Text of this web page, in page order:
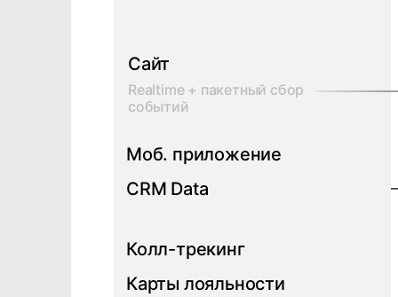
Сайт
Моб. приложение
Колл-трекинг
CRM Data
Карты лояльности
Realtime + пакетный сбор
событий